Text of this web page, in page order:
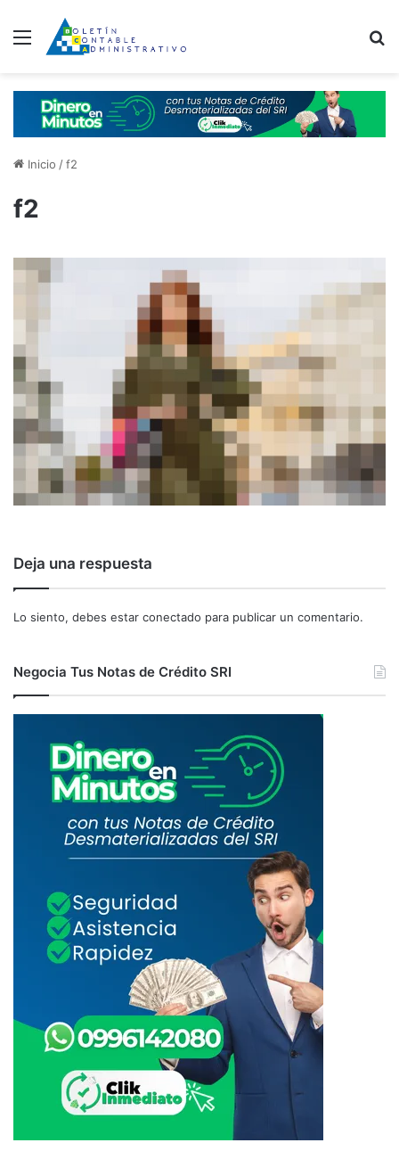
Menú
Inicio /f2
f2
Deja una respuesta
Lo siento, debes estar conectado para publicar un comentario.
Negocia Tus Notas de Crédito SRI